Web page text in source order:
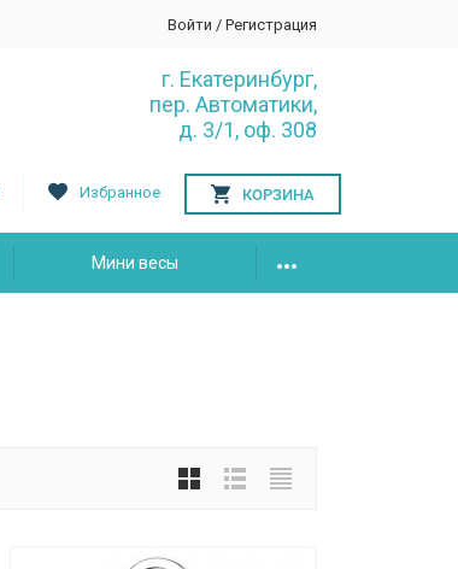
Войти / Регистрация
г. Екатеринбург,
пер. Автоматики,
д. 3/1, оф. 308
Избранное КОРЗИНА
Мини весы